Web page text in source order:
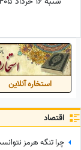
استخاره آنلاین
اقتصاد